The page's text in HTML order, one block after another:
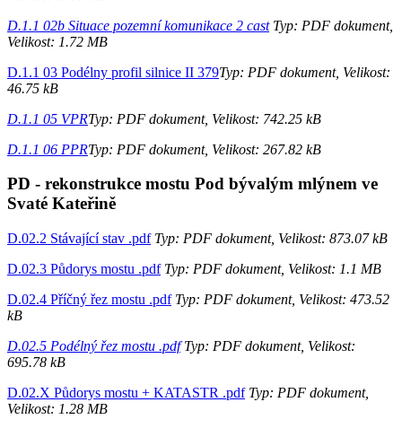
D.1.1 02b Situace pozemní komunikace 2 castTyp: PDF dokument,
Velikost: 1.72 MB
D.1.1 03 Podélny profil silnice II 379Typ: PDF dokument, Velikost:
46.75 kB
D.1.1 05 VPRTyp: PDF dokument, Velikost: 742.25 kB
D.1.1 06 PPRTyp: PDF dokument, Velikost: 267.82 kB
PD - rekonstrukce mostu Pod bývalým mlýnem ve
Svaté Kateřině
D.02.2 Stávající stav .pdfTyp: PDF dokument, Velikost: 873.07 kB
D.02.3 Půdorys mostu .pdfTyp: PDF dokument, Velikost: 1.1 MB
D.02.4 Příčný řez mostu .pdfTyp: PDF dokument, Velikost: 473.52
kB
D.02.5 Podélný řez mostu .pdfTyp: PDF dokument, Velikost:
695.78 kB
D.02.X Půdorys mostu + KATASTR .pdfTyp: PDF dokument,
Velikost: 1.28 MB